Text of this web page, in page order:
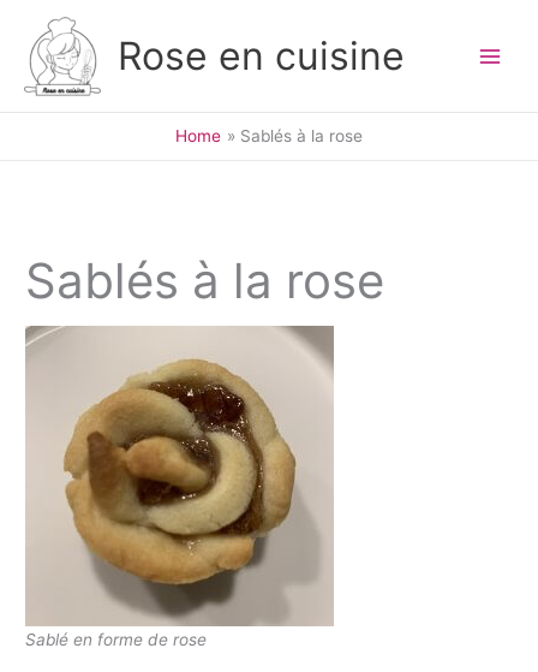
content
Rose en cuisine
Home Sablés à la rose
Sablés à la rose
Sablé en forme de rose